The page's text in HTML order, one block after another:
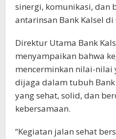
sinergi, komunikasi, dan
antarinsan Bank Kalsel
Direktur Utama Bank
menyampaikan bahwa
mencerminkan nilai-nilai
dijaga dalam tubuh Bank
yang sehat, solid, dan
kebersamaan.
“Kegiatan jalan sehat